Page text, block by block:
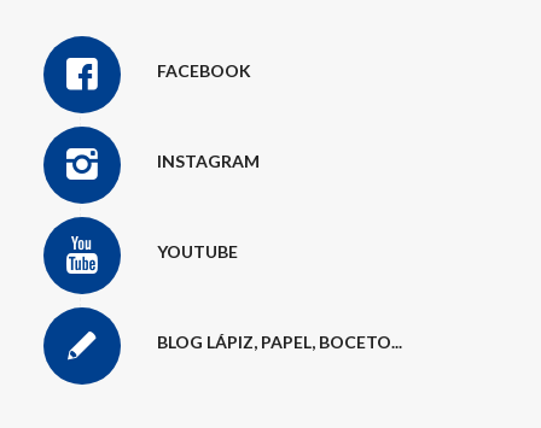
FACEBOOK
INSTAGRAM
YOUTUBE
BLOG LÁPIZ, PAPEL, BOCETO...